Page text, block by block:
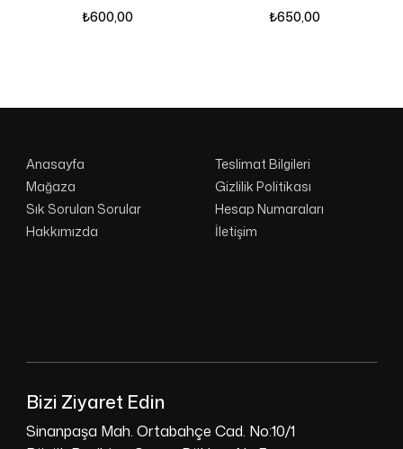
₺600,00 ₺650,00
Bizi Ziyaret Edin
Sinanpaşa Mah. Ortabahçe Cad. No:10/1
Anasayfa
Mağaza
Sık Sorulan Sorular
Hakkımızda
Teslimat Bilgileri
Gizlilik Politikası
Hesap Numaraları
İletişim